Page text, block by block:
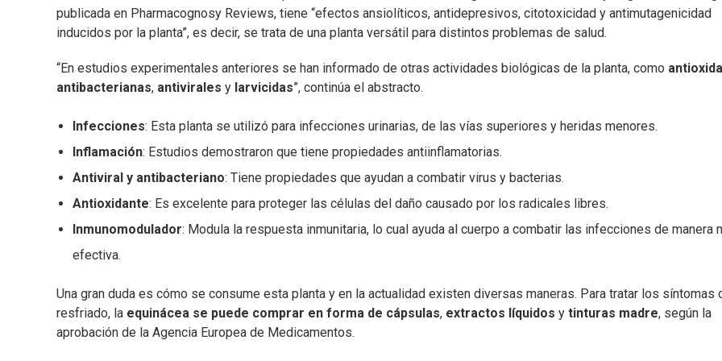
publicada en Pharmacognosy Reviews, tiene “efectos ansiolíticos, antidepresivos, citotoxicidad y antimutagenicidad
inducidos por la planta”, es decir, se trata de una planta versátil para distintos problemas de salud.
“En estudios experimentales anteriores se han informado de otras actividades biológicas de la planta, como
antibacterianas, antivirales y larvicidas”, continúa el abstracto.
Infecciones: Esta planta se utilizó para infecciones urinarias, de las vías superiores y heridas menores.
Inflamación: Estudios demostraron que tiene propiedades antiinflamatorias.
Antiviral y antibacteriano: Tiene propiedades que ayudan a combatir virus y bacterias.
Antioxidante: Es excelente para proteger las células del daño causado por los radicales libres.
Inmunomodulador: Modula la respuesta inmunitaria, lo cual ayuda al cuerpo a combatir las infecciones de manera
efectiva.
Una gran duda es cómo se consume esta planta y en la actualidad existen diversas maneras. Para tratar los síntomas
resfriado, la equinácea se puede comprar en forma de cápsulas, extractos líquidos y tinturas madre, según la
aprobación de la Agencia Europea de Medicamentos.